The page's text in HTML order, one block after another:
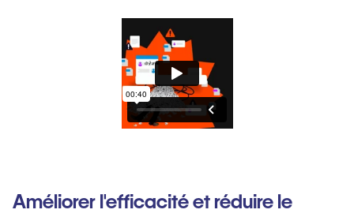
Améliorer l'efficacité et réduire le